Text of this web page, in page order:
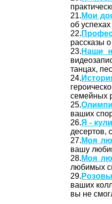
21. Мои
об
22.
рассказы
23. Наши
танцах,
24.
семейных
25.
ваших
26.Я -
десертов,
27. Моя
вашу
28. Моя
любимых
29.
ваших
вы не